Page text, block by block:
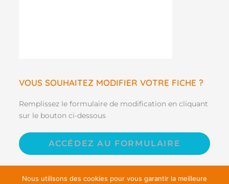
VOUS SOUHAITEZ MODIFIER VOTRE FICHE ?
Remplissez le formulaire de modification en cliquant
sur le bouton ci-dessous
ACCÉDEZ AU FORMULAIRE
Nous utilisons des cookies pour vous garantir la meilleure